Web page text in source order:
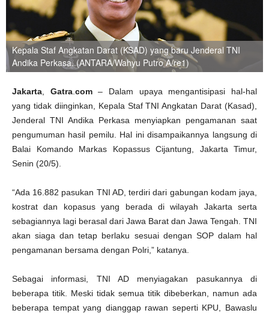
Kepala Staf Angkatan Darat (KSAD) yang baru Jenderal TNI
Andika Perkasa. (ANTARA/Wahyu Putro A/re1)
Jakarta Gatra. com– Dalam upaya mengantisipasi hal-hal
yang tidak diinginkan, Kepala Staf TNI Angkatan Darat (Kasad),
Jenderal TNI Andika Perkasa menyiapkan pengamanan saat
pengumuman hasil pemilu. Hal ini disampaikannya langsung di
Balai Komando Markas Kopassus Cijantung, Jakarta Timur,
Senin (20/5).
“Ada 16.882 pasukan TNI AD, terdiri dari gabungan kodam jaya,
kostrat dan kopasus yang berada di wilayah Jakarta serta
sebagiannya lagi berasal dari Jawa Barat dan Jawa Tengah. TNI
akan siaga dan tetap berlaku sesuai dengan SOP dalam hal
pengamanan bersama dengan Polri,” katanya.
Sebagai informasi, TNI AD menyiagakan pasukannya di
beberapa titik. Meski tidak semua titik dibeberkan, namun ada
beberapa tempat yang dianggap rawan seperti KPU, Bawaslu